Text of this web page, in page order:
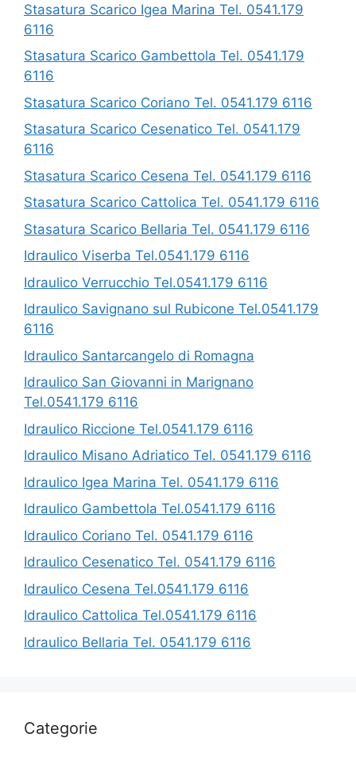
Stasatura Scarico Igea Marina Tel. 0541.179
6116
Stasatura Scarico Gambettola Tel. 0541.179
6116
Stasatura Scarico Coriano Tel. 0541.179 6116
Stasatura Scarico Cesenatico Tel. 0541.179
6116
Stasatura Scarico Cesena Tel. 0541.179 6116
Stasatura Scarico Cattolica Tel. 0541.179 6116
Stasatura Scarico Bellaria Tel. 0541.179 6116
Idraulico Viserba Tel.0541.179 6116
Idraulico Verrucchio Tel.0541.179 6116
Idraulico Savignano sul Rubicone Tel.0541.179
6116
Idraulico Santarcangelo di Romagna
Idraulico San Giovanni in Marignano
Tel.0541.179 6116
Idraulico Riccione Tel.0541.179 6116
Idraulico Misano Adriatico Tel. 0541.179 6116
Idraulico Igea Marina Tel. 0541.179 6116
Idraulico Gambettola Tel.0541.179 6116
Idraulico Coriano Tel. 0541.179 6116
Idraulico Cesenatico Tel. 0541.179 6116
Idraulico Cesena Tel.0541.179 6116
Idraulico Cattolica Tel.0541.179 6116
Idraulico Bellaria Tel. 0541.179 6116
Categorie